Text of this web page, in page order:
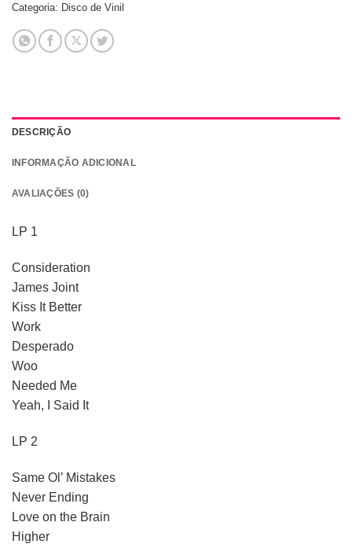
Categoria: Disco de Vinil
DESCRIÇÃO
INFORMAÇÃO ADICIONAL
AVALIAÇÕES (0)
LP 1
Consideration
James Joint
Kiss It Better
Work
Desperado
Woo
Needed Me
Yeah, I Said It
LP 2
Same Ol’ Mistakes
Never Ending
Love on the Brain
Higher